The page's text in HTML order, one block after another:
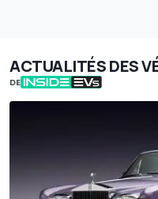
ACTUALITÉS DES
DE